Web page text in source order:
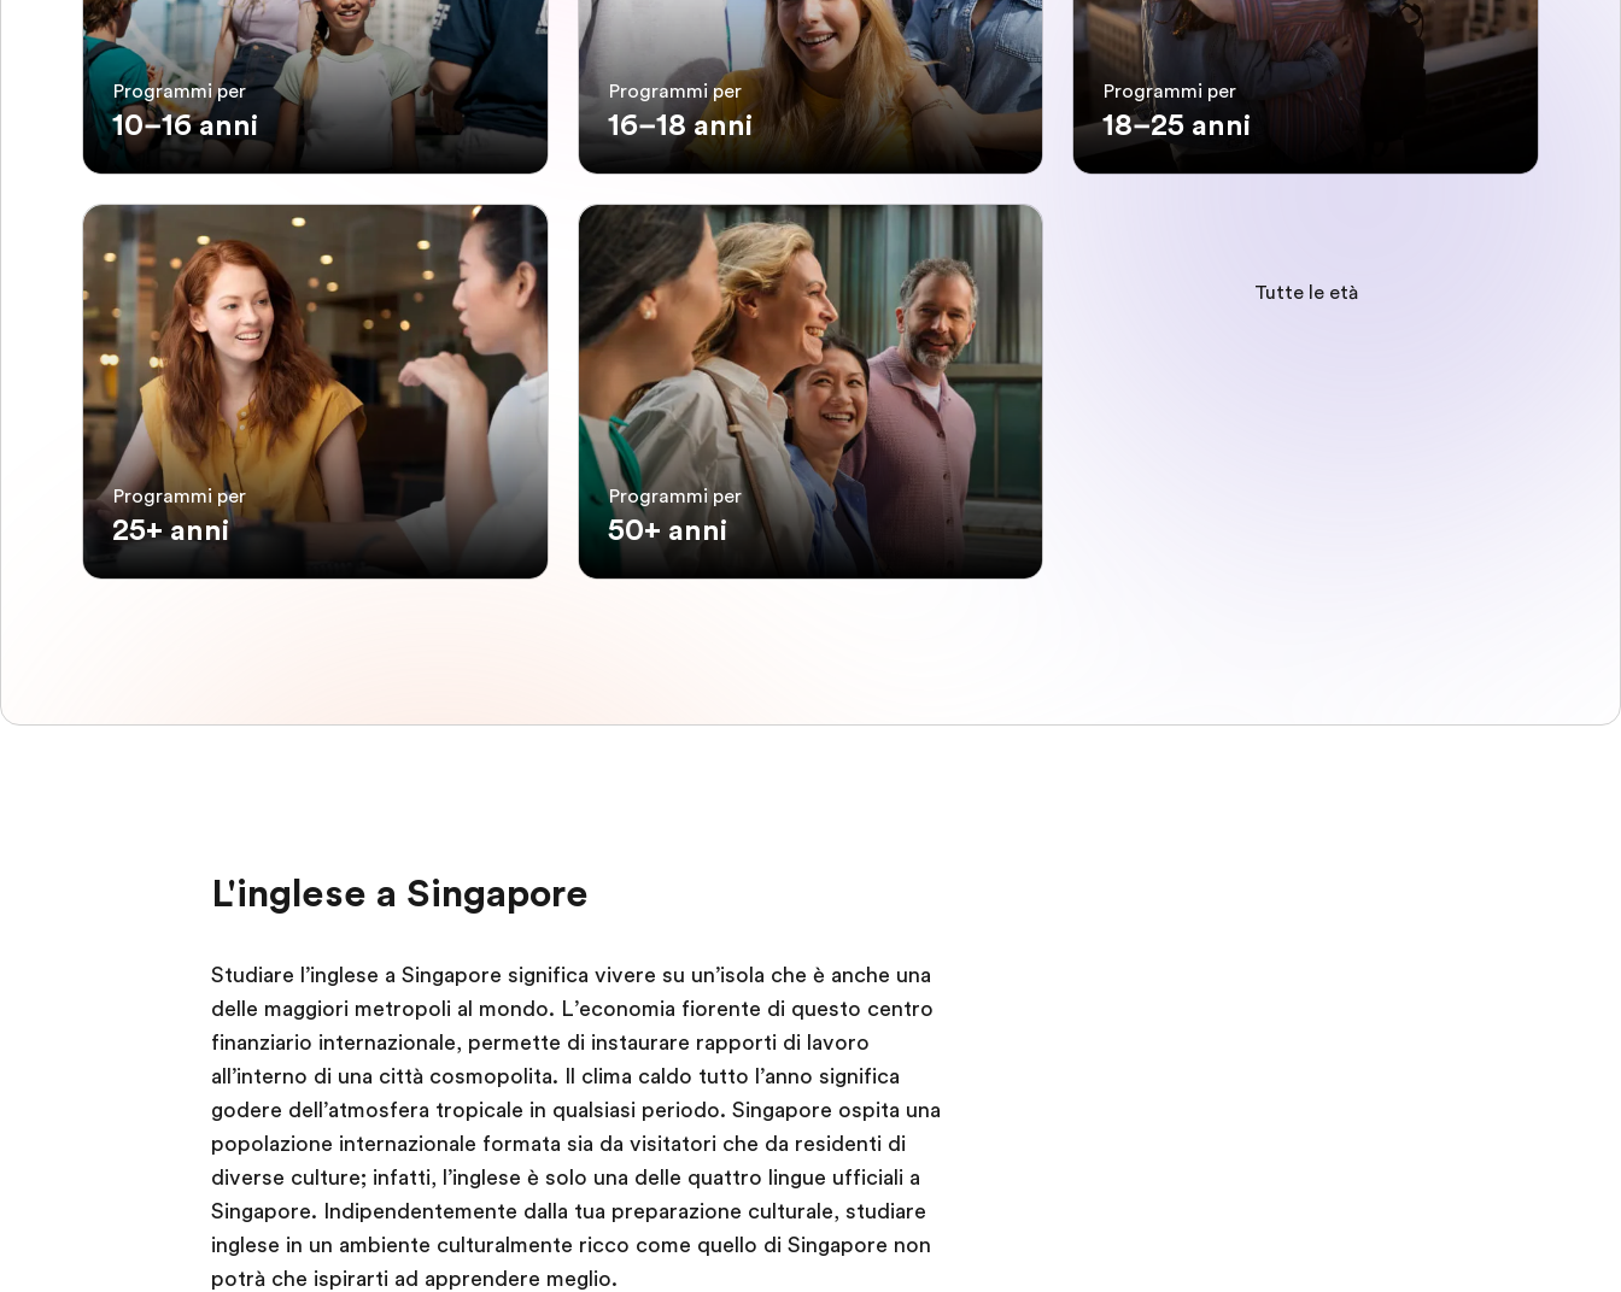
Programmi per
10–16 anni
Programmi per
16–18 anni
Programmi per
18–25 anni
Programmi per
25+ anni
Programmi per
50+ anni
Tutte le età
L'inglese a Singapore
Studiare l’inglese a Singapore significa vivere su un’isola che è anche una
delle maggiori metropoli al mondo. L’economia fiorente di questo centro
finanziario internazionale, permette di instaurare rapporti di lavoro
all’interno di una città cosmopolita. Il clima caldo tutto l’anno significa
godere dell’atmosfera tropicale in qualsiasi periodo. Singapore ospita una
popolazione internazionale formata sia da visitatori che da residenti di
diverse culture; infatti, l’inglese è solo una delle quattro lingue ufficiali a
Singapore. Indipendentemente dalla tua preparazione culturale, studiare
inglese in un ambiente culturalmente ricco come quello di Singapore non
potrà che ispirarti ad apprendere meglio.